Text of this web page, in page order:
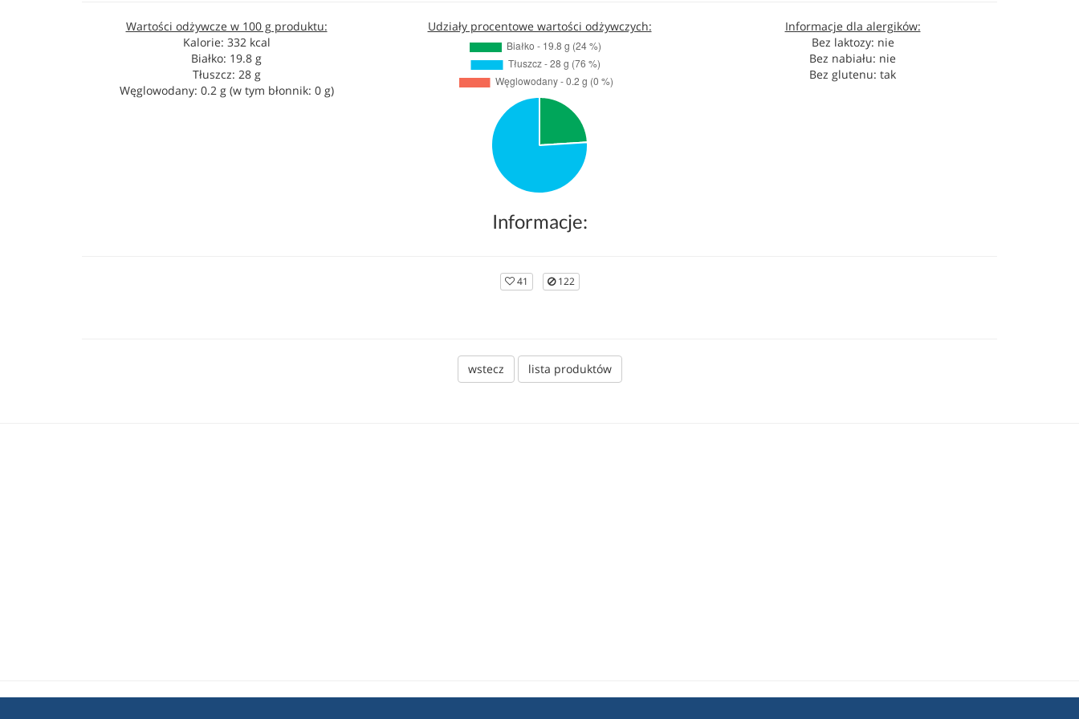
Wartości odżywcze w 100 g produktu:
Kalorie: 332 kcal
Białko: 19.8 g
Tłuszcz: 28 g
Węglowodany: 0.2 g (w tym błonnik: 0 g)
Udziały procentowe wartości odżywczych:
Informacje dla alergików:
Bez laktozy: nie
Bez nabiału: nie
Bez glutenu: tak
Informacje:
41 122
wstecz lista produktów